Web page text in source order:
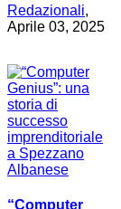
Redazionali,
Aprile 03, 2025
“Computer